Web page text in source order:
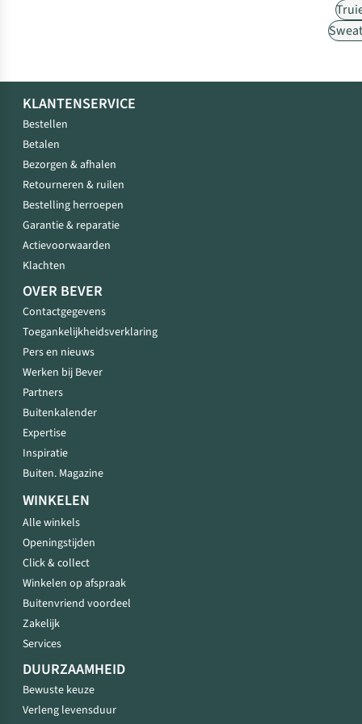
KLANTENSERVICE
Bestellen
Betalen
Bezorgen & afhalen
Retourneren & ruilen
Bestelling herroepen
Garantie & reparatie
Actievoorwaarden
Klachten
OVER BEVER
Contactgegevens
Toegankelijkheidsverklaring
Pers en nieuws
Werken bij Bever
Partners
Buitenkalender
Expertise
Inspiratie
Buiten. Magazine
WINKELEN
Alle winkels
Openingstijden
Click & collect
Winkelen op afspraak
Buitenvriend voordeel
Zakelijk
Services
DUURZAAMHEID
Bewuste keuze
Verleng levensduur